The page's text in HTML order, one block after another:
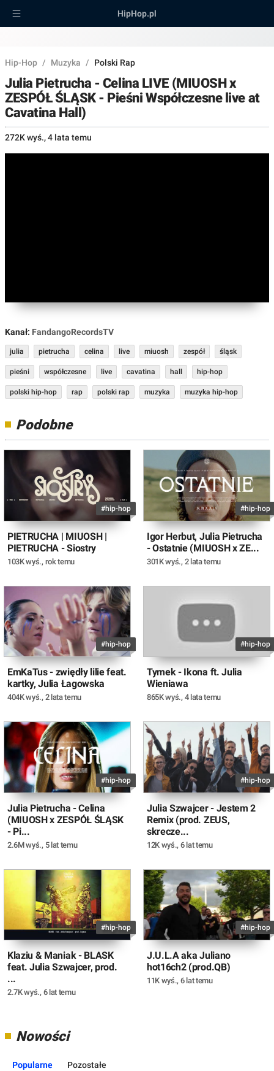
HipHop.pl
Hip-Hop / Muzyka / Polski Rap
Julia Pietrucha - Celina LIVE (MIUOSH x
ZESPÓŁ ŚLĄSK - Pieśni Współczesne live at
Cavatina Hall)
272K wyś.,4 lata temu
Kanał: FandangoRecordsTV
julia pietrucha celina live miuosh zespół śląsk
pieśni współczesne live cavatina hall hip-hop
polski hip-hop rap polski rap muzyka muzyka hip-hop
Podobne
#hip-hop
PIETRUCHA | MIUOSH |
PIETRUCHA - Siostry
103K wyś., rok temu
#hip-hop
Igor Herbut, Julia Pietrucha
- Ostatnie (MIUOSH x ZE...
301K wyś., 2 lata temu
#hip-hop
EmKaTus - zwiędły lilie feat.
kartky, Julia Łagowska
404K wyś., 2 lata temu
#hip-hop
Tymek - Ikona ft. Julia
Wieniawa
865K wyś., 4 lata temu
#hip-hop
Julia Pietrucha - Celina
(MIUOSH x ZESPÓŁ ŚLĄSK
- Pi...
2.6M wyś., 5 lat temu
#hip-hop
Julia Szwajcer - Jestem 2
Remix (prod. ZEUS,
skrecze...
12K wyś., 6 lat temu
#hip-hop
Klaziu & Maniak - BLASK
feat. Julia Szwajcer, prod.
...
2.7K wyś., 6 lat temu
#hip-hop
J.U.L.A aka Juliano
hot16ch2 (prod.QB)
11K wyś., 6 lat temu
Nowości
Popularne Pozostałe